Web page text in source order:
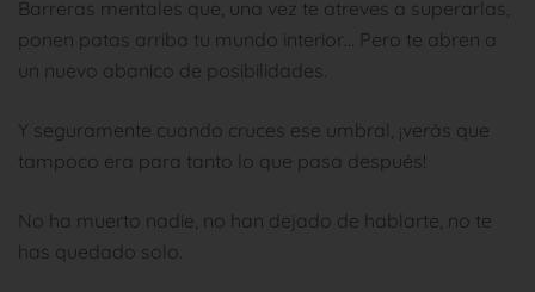
Barreras mentales que, una vez te atreves a superarlas,
ponen patas arriba tu mundo interior… Pero te abren a
un nuevo abanico de posibilidades.
Y seguramente cuando cruces ese umbral, ¡verás que
tampoco era para tanto lo que pasa después!
No ha muerto nadie, no han dejado de hablarte, no te
has quedado solo.